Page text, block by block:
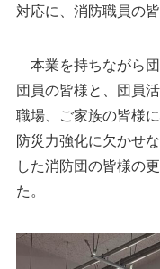
対応に、消防職員の
本業を持ちながら
団員の皆様と、団員
職場、ご家族の皆様
防災力強化に欠かせ
した消防団の皆様の
た。